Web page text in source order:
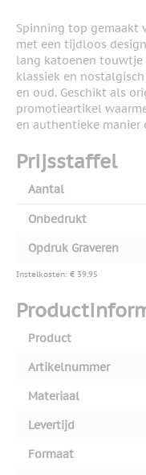
Spinning top gemaakt
met een tijdloos
lang katoenen touwtje
klassiek en
en oud. Geschikt als
promotieartikel
en authentieke manier
Prijsstaffel
Aantal
Onbedrukt
Opdruk Graveren
Instelkosten: € 39,95
Product
Artikelnummer
Materiaal
Levertijd
Formaat